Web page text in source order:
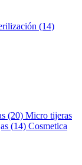
(14)
(20) Micro tijeras
(14) Cosmetica